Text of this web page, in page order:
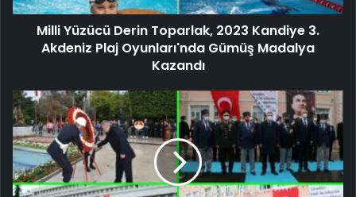
Milli Yüzücü Derin Toparlak, 2023 Kandiye 3.
Akdeniz Plaj Oyunları'nda Gümüş Madalya
Kazandı